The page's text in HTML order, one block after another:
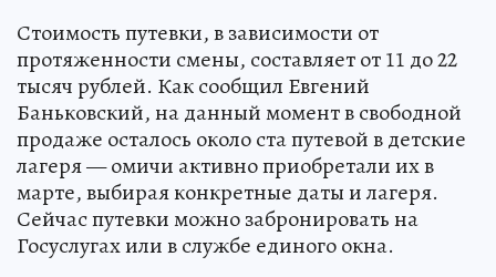
Стоимость путевки, в зависимости от
протяженности смены, составляет от 11 до 22
тысяч рублей. Как сообщил Евгений
Баньковский, на данный момент в свободной
продаже осталось около ста путевой в детские
лагеря — омичи активно приобретали их в
марте, выбирая конкретные даты и лагеря.
Сейчас путевки можно забронировать на
Госуслугах или в службе единого окна.